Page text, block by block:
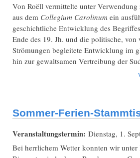
Von Roëll vermittelte unter
aus dem Collegium Carolinum ein
geschichtliche Entwicklung des
Ende des 19. Jh. und die politische, von
Strömungen begleitete Entwicklung im
hin zur gewaltsamen Vertreibung der
Sommer-Ferien-
Veranstaltungstermin: Dienstag, 1.
Bei herrlichem Wetter konnten wir unter